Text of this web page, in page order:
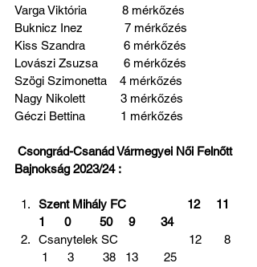
Varga Viktória           8 mérkőzés
Buknicz Inez             7 mérkőzés
Kiss Szandra            6 mérkőzés
Lovászi Zsuzsa        6 mérkőzés
Szögi Szimonetta    4 mérkőzés
Nagy Nikolett           3 mérkőzés
Géczi Bettina           1 mérkőzés
Bajnokság 2023/24 :
Szent Mihály FC                   12     11
1      0         50     9        34
Csanytelek SC                      12       8
1      3         38   13        25